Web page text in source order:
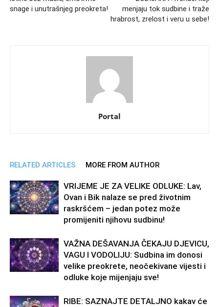
snage i unutrašnjeg preokreta!
menjaju tok sudbine i traže
hrabrost, zrelost i veru u sebe!
Portal
RELATED ARTICLES MORE FROM AUTHOR
VRIJEME JE ZA VELIKE ODLUKE: Lav,
Ovan i Bik nalaze se pred životnim
raskršćem – jedan potez može
promijeniti njihovu sudbinu!
VAŽNA DEŠAVANJA ČEKAJU DJEVICU,
VAGU I VODOLIJU: Sudbina im donosi
velike preokrete, neočekivane vijesti i
odluke koje mijenjaju sve!
RIBE: SAZNAJTE DETALJNO kakav će